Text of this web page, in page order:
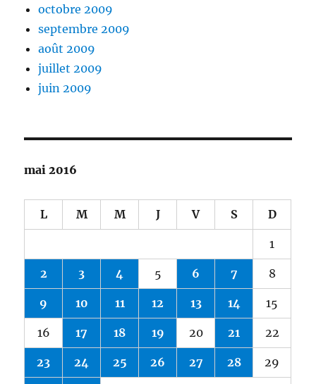
octobre 2009
septembre 2009
août 2009
juillet 2009
juin 2009
mai 2016
L M M J V S D
1
2 3 4 5 6 7 8
9 10 11 12 13 14 15
16 17 18 19 20 21 22
23 24 25 26 27 28 29